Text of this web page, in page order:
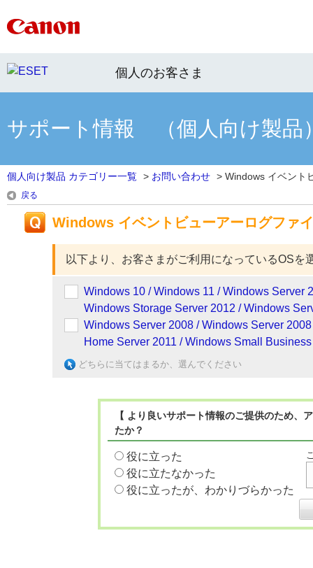
個人のお客さま
サポート情報 （個人向け製品
個人向け製品 カテゴリー一覧 > お問い合わせ > Windows イベント
戻る
Windows イベントビューアーログファ
以下より、お客さまがご利用になっているOSを
Windows 10 / Windows 11 / Windows Server
Windows Storage Server 2012 / Windows
Windows Server 2008 / Windows Server
Home Server 2011 / Windows Small
どちらに当てはまるか、選んでください
【 より良いサポート情報のご提供のため
たか？
役に立った
役に立たなかった
役に立ったが、わかりづらかった